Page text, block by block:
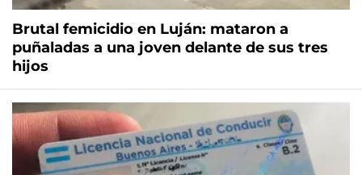
Brutal femicidio en Luján: mataron a
puñaladas a una joven delante de sus tres
hijos